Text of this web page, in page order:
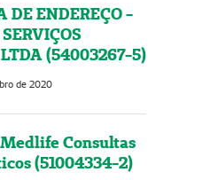
DE ENDEREÇO -
(54003267-5)
de 2020
Consultas
(51004334-2)